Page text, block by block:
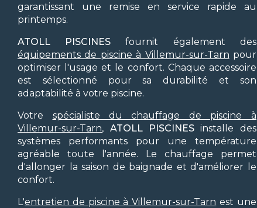
garantissant une remise en service rapide au
printemps.
ATOLL PISCINES fournit également des
équipements de piscine à Villemur-sur-Tarn pour
optimiser l'usage et le confort. Chaque accessoire
est sélectionné pour sa durabilité et son
adaptabilité à votre piscine.
Votre spécialiste du chauffage de piscine à
Villemur-sur-Tarn, ATOLL PISCINES installe des
systèmes performants pour une température
agréable toute l'année. Le chauffage permet
d'allonger la saison de baignade et d'améliorer le
confort.
L'entretien de piscine à Villemur-sur-Tarn est une